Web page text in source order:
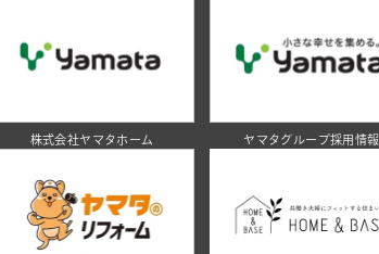
株式会社ヤマタホーム ヤマタグループ採用情報